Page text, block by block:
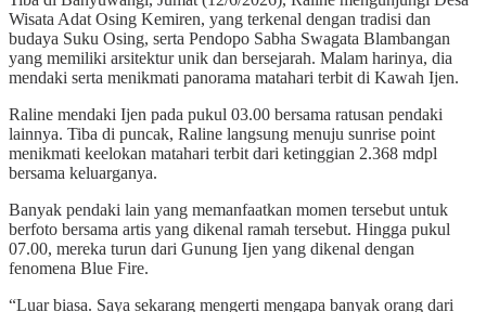
Wisata Adat Osing Kemiren, yang terkenal dengan tradisi dan
budaya Suku Osing, serta Pendopo Sabha Swagata Blambangan
yang memiliki arsitektur unik dan bersejarah. Malam harinya, dia
mendaki serta menikmati panorama matahari terbit di Kawah Ijen.
Raline mendaki Ijen pada pukul 03.00 bersama ratusan pendaki
lainnya. Tiba di puncak, Raline langsung menuju sunrise point
menikmati keelokan matahari terbit dari ketinggian 2.368 mdpl
bersama keluarganya.
Banyak pendaki lain yang memanfaatkan momen tersebut untuk
berfoto bersama artis yang dikenal ramah tersebut. Hingga pukul
07.00, mereka turun dari Gunung Ijen yang dikenal dengan
fenomena Blue Fire.
“Luar biasa. Saya sekarang mengerti mengapa banyak orang dari